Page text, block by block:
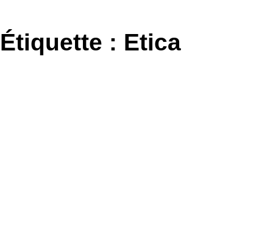
au
contenu
Étiquette : Etica